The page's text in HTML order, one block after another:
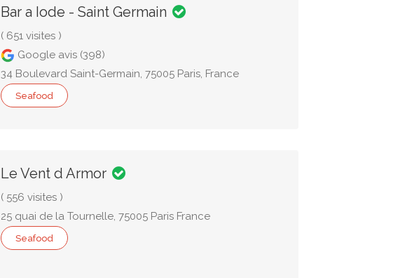
Bar a Iode - Saint Germain
( 651 visites )
Google avis (398)
34 Boulevard Saint-Germain, 75005 Paris, France
Seafood
Le Vent d Armor
( 556 visites )
25 quai de la Tournelle, 75005 Paris France
Seafood